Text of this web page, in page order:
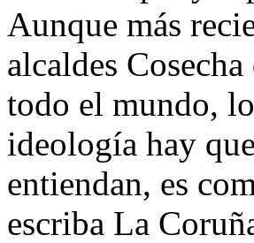
Aunque más
alcaldes
todo el mundo,
ideología hay
entiendan, es
escriba La